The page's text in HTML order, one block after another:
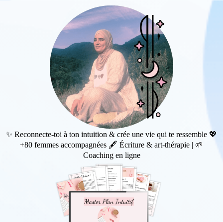
✨ Reconnecte-toi à ton intuition & crée une vie qui te ressemble 💖
+80 femmes accompagnées 🖋️ Écriture & art-thérapie | 🌱
Coaching en ligne